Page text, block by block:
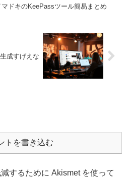
マドキのKeePassツール簡易まとめ
成すげえな
トを書き込む
するために Akismet を使って